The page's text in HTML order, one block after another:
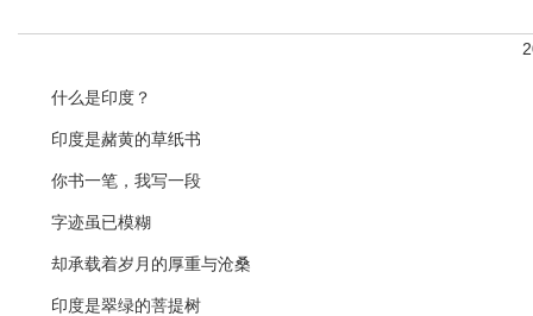
什么是印度？
印度是赭黄的草纸书
你书一笔，我写一段
字迹虽已模糊
却承载着岁月的厚重与沧桑
印度是翠绿的菩提树